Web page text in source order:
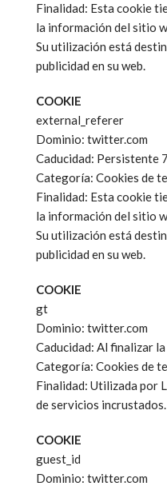
Finalidad: Esta cookie
la información del sitio
Su utilización está
publicidad en su web.
COOKIE
external_referer
Dominio: twitter.com
Caducidad: Persistente
Categoría: Cookies de
Finalidad: Esta cookie
la información del sitio
Su utilización está
publicidad en su web.
COOKIE
gt
Dominio: twitter.com
Caducidad: Al finalizar
Categoría: Cookies de
Finalidad: Utilizada por
de servicios incrustados.
COOKIE
guest_id
Dominio: twitter.com